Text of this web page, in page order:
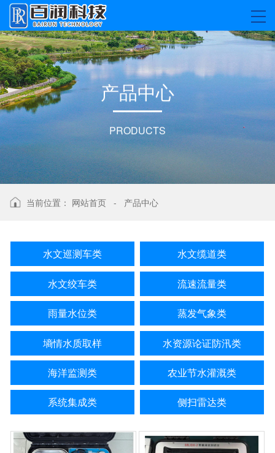
产品中心
PRODUCTS
当前位置： 网站首页 - 产品中心
水文巡测车类 水文缆道类
水文绞车类 流速流量类
雨量水位类 蒸发气象类
墒情水质取样 水资源论证防汛类
海洋监测类 农业节水灌溉类
系统集成类 侧扫雷达类